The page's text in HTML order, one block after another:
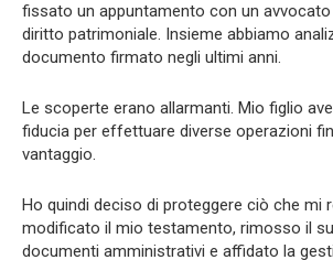
fissato un appuntamento con un
diritto patrimoniale. Insieme abbiamo
documento firmato negli ultimi anni.
Le scoperte erano allarmanti. Mio figlio
fiducia per effettuare diverse operazioni
vantaggio.
Ho quindi deciso di proteggere ciò che mi
modificato il mio testamento, rimosso il
documenti amministrativi e affidato la